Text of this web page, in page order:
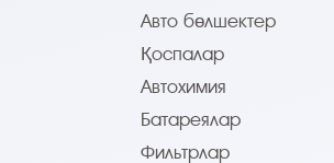
Авто бөлшектер
Қоспалар
Автохимия
Батареялар
Фильтрлар